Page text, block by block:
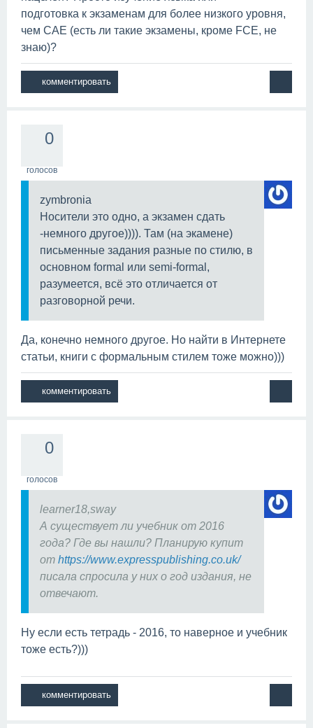
подготовка к экзаменам для более низкого уровня,
чем САЕ (есть ли такие экзамены, кроме FCE, не
знаю)?
0
голосов
zymbronia
Носители это одно, а экзамен сдать
-немного другое)))). Там (на экамене)
письменные задания разные по стилю, в
основном formal или semi-formal,
разумеется, всё это отличается от
разговорной речи.
Да, конечно немного другое. Но найти в Интернете
статьи, книги с формальным стилем тоже можно)))
0
голосов
learner18,sway
А существует ли учебник от 2016
года? Где вы нашли? Планирую купит
от https://www.expresspublishing.co.uk/
писала спросила у них о год издания, не
отвечают.
Ну если есть тетрадь - 2016, то наверное и учебник
тоже есть?)))